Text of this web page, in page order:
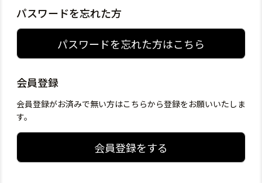
パスワードを忘れた方
パスワードを忘れた方はこちら
会員登録
会員登録がお済みで無い方はこちらから登録をお願いいたしま
す。
会員登録をする